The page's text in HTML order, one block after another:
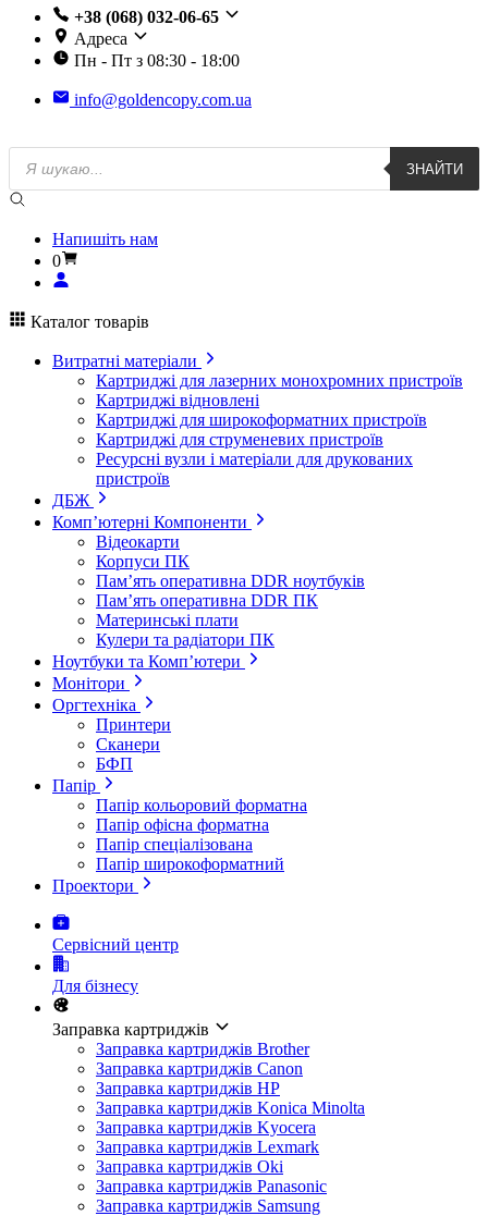
+38 (068) 032-06-65
Адреса
Пн - Пт з 08:30 - 18:00
info@goldencopy.com.ua
Пошук
товарів
ЗНАЙТИ
Напишіть нам
0
Каталог товарів
Витратні матеріали
Картриджі для лазерних монохромних пристроїв
Картриджі відновлені
Картриджі для широкоформатних пристроїв
Картриджі для струменевих пристроїв
Ресурсні вузли і матеріали для друкованих
пристроїв
ДБЖ
Комп’ютерні Компоненти
Відеокарти
Корпуси ПК
Пам’ять оперативна DDR ноутбуків
Пам’ять оперативна DDR ПК
Материнські плати
Кулери та радіатори ПК
Ноутбуки та Комп’ютери
Монітори
Оргтехніка
Принтери
Сканери
БФП
Папір
Папір кольоровий форматна
Папір офісна форматна
Папір спеціалізована
Папір широкоформатний
Проектори
Сервісний центр
Для бізнесу
Заправка картриджів
Заправка картриджів Brother
Заправка картриджів Canon
Заправка картриджів HP
Заправка картриджів Konica Minolta
Заправка картриджів Kyocera
Заправка картриджів Lexmark
Заправка картриджів Oki
Заправка картриджів Panasonic
Заправка картриджів Samsung